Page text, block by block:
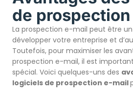
de
La prospection e-mail peut être
développer votre entreprise et
Toutefois, pour maximiser les
prospection e-mail, il est
spécial. Voici quelques-uns des
logiciels de prospection e-mail